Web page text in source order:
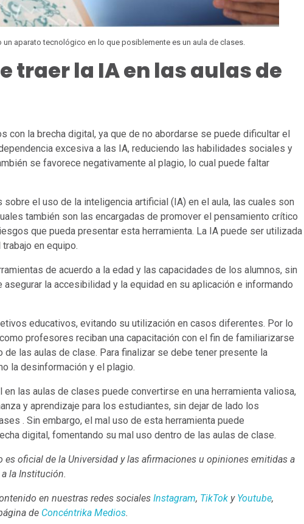
aparato tecnológico en lo que posiblemente es un aula de clases.
traer la IA en las aulas de
con la brecha digital, ya que de no abordarse se puede dificultar el
excesiva a las IA, reduciendo las habilidades sociales y
se favorece negativamente al plagio, lo cual puede faltar
el uso de la inteligencia artificial (IA) en el aula, las cuales son
también son las encargadas de promover el pensamiento crítico
que pueda presentar esta herramienta. La IA puede ser utilizada
en equipo.
de acuerdo a la edad y las capacidades de los alumnos, sin
la accesibilidad y la equidad en su aplicación e informando
educativos, evitando su utilización en casos diferentes. Por lo
profesores reciban una capacitación con el fin de familiarizarse
las aulas de clase. Para finalizar se debe tener presente la
la desinformación y el plagio.
las aulas de clases puede convertirse en una herramienta valiosa,
y aprendizaje para los estudiantes, sin dejar de lado los
. Sin embargo, el mal uso de esta herramienta puede
digital, fomentando su mal uso dentro de las aulas de clase.
oficial de la Universidad y las afirmaciones u opiniones emitidas a
la Institución.
en nuestras redes sociales Instagram, TikTok y Youtube,
de Concéntrika Medios.